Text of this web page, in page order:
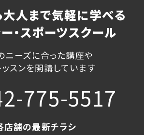
大人まで気軽に学べる
・スポーツスクール
ニーズに合った講座や
スンを開講しています
775-5517
店舗の最新チラシ